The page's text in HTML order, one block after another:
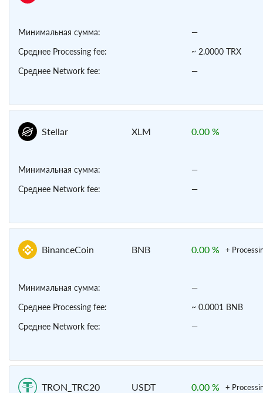
Минимальная сумма:
Среднее Processing fee:
Среднее Network fee:
—
~ 2.0000 TRX
—
Stellar
Минимальная сумма:
Среднее Network fee:
XLM 0.00 %
—
—
BinanceCoin
Минимальная сумма:
Среднее Processing fee:
Среднее Network fee:
BNB 0.00 % +
—
~ 0.0001 BNB
—
TRON_TRC20 USDT 0.00 % +